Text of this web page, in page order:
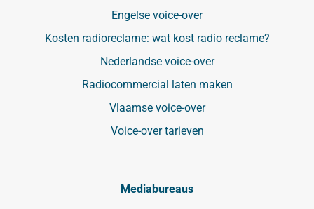
Engelse voice-over
Kosten radioreclame: wat kost radio reclame?
Nederlandse voice-over
Radiocommercial laten maken
Vlaamse voice-over
Voice-over tarieven
Mediabureaus